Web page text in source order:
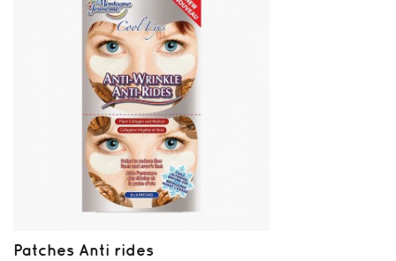
Patches Anti rides